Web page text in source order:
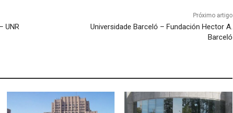
UNR
Próximo artigo
Universidade Barceló – Fundación Hector A.
Barceló